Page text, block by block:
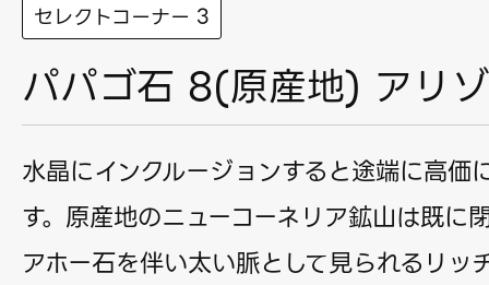
セレクトコーナー 3
パパゴ石 8(原産地) アリ
水晶にインクルージョンすると途端に高価
す。原産地のニューコーネリア鉱山は既に
アホー石を伴い太い脈として見られるリッ